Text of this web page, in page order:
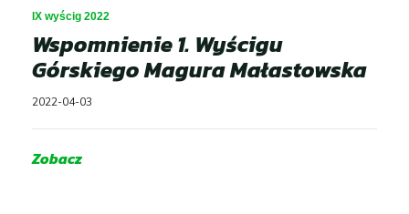
Wyniki GSMP
IX wyścig 2022
Wspomnienie 1. Wyścigu
Górskiego Magura Małastowska
2022-04-03
Zobacz